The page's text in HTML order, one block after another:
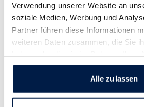
Verwendung unserer Website an
soziale Medien, Werbung und
Partner führen diese Informationen
weiteren Daten zusammen, die Sie
gesammelt haben.
Alle zulassen